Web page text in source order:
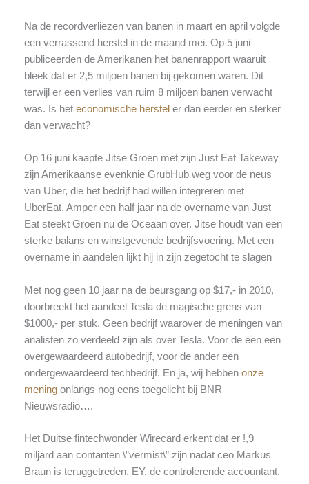
Na de recordverliezen van banen in maart en april volgde
een verrassend herstel in de maand mei. Op 5 juni
publiceerden de Amerikanen het banenrapport waaruit
bleek dat er 2,5 miljoen banen bij gekomen waren. Dit
terwijl er een verlies van ruim 8 miljoen banen verwacht
was. Is het economische herstel er dan eerder en sterker
dan verwacht?
Op 16 juni kaapte Jitse Groen met zijn Just Eat Takeway
zijn Amerikaanse evenknie GrubHub weg voor de neus
van Uber, die het bedrijf had willen integreren met
UberEat. Amper een half jaar na de overname van Just
Eat steekt Groen nu de Oceaan over. Jitse houdt van een
sterke balans en winstgevende bedrijfsvoering. Met een
overname in aandelen lijkt hij in zijn zegetocht te slagen
Met nog geen 10 jaar na de beursgang op $17,- in 2010,
doorbreekt het aandeel Tesla de magische grens van
$1000,- per stuk. Geen bedrijf waarover de meningen van
analisten zo verdeeld zijn als over Tesla. Voor de een een
overgewaardeerd autobedrijf, voor de ander een
ondergewaardeerd techbedrijf. En ja, wij hebben onze
meningonlangs nog eens toegelicht bij BNR
Nieuwsradio….
Het Duitse fintechwonder Wirecard erkent dat er !,9
miljard aan contanten \”vermist\” zijn nadat ceo Markus
Braun is teruggetreden. EY, de controlerende accountant,